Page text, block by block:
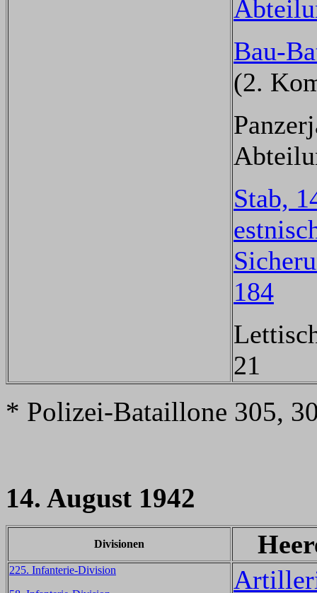
Bau-
(2.
Stab,
184
21
* Polizei-Bataillone 305,
14. August 1942
Divisionen
225. Infanterie-Division